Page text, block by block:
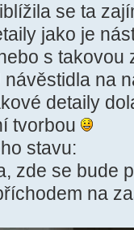
se ta
jako je
s takovou
na
detaily
tvorbou
stavu:
zde se bude
na